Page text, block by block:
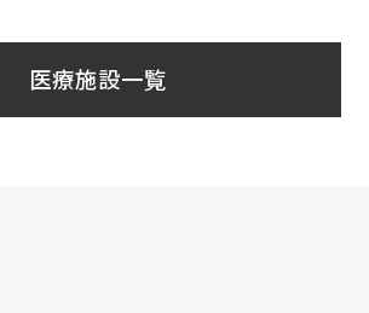
医療施設一覧